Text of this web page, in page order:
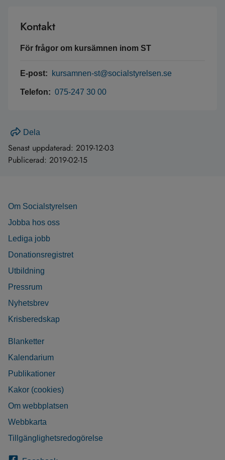
Kontakt
För frågor om kursämnen inom ST
E-post: kursamnen-st@socialstyrelsen.se
Telefon: 075-247 30 00
Dela
Senast uppdaterad: 2019-12-03
Publicerad: 2019-02-15
Om Socialstyrelsen
Jobba hos oss
Lediga jobb
Donationsregistret
Utbildning
Pressrum
Nyhetsbrev
Krisberedskap
Blanketter
Kalendarium
Publikationer
Kakor (cookies)
Om webbplatsen
Webbkarta
Tillgänglighetsredogörelse